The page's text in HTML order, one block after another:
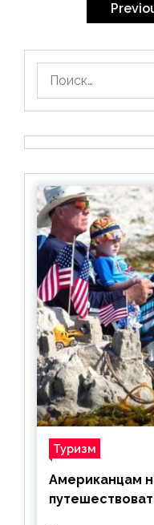
Туризм
Американцам